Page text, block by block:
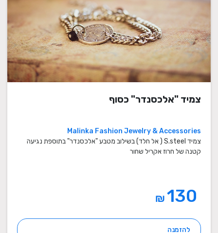
צמיד "אלכסנדר" כסוף
Malinka Fashion Jewelry & Accessories
צמיד S.steel ( אל חלד) בשילוב מטבע "אלכסנדר" בתוספת נגיעה
קטנה של חרוז אקריל שחור
₪
להזמנה